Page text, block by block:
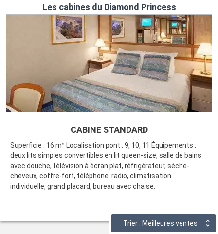
Trier : Meilleures ventes
Les cabines du Diamond Princess
CABINE STANDARD
Superficie : 16 m² Localisation pont : 9, 10, 11 Équipements :
deux lits simples convertibles en lit queen-size, salle de bains
avec douche, télévision à écran plat, réfrigérateur, sèche-
cheveux, coffre-fort, téléphone, radio, climatisation
individuelle, grand placard, bureau avec chaise.